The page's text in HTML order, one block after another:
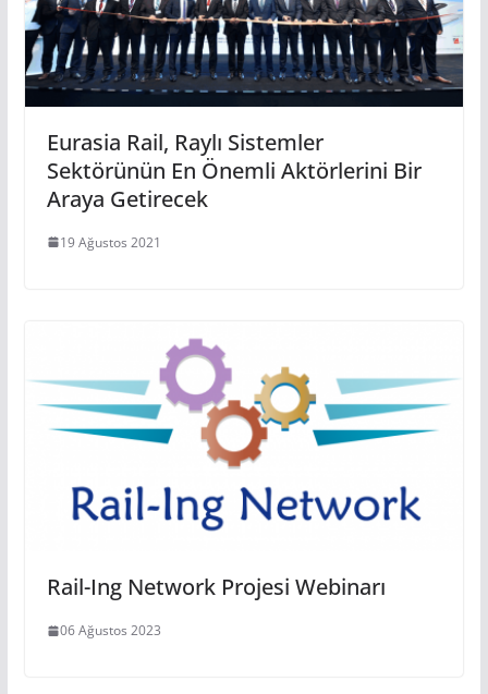
Eurasia Rail, Raylı Sistemler
Sektörünün En Önemli Aktörlerini Bir
Araya Getirecek
19 Ağustos 2021
Rail-Ing Network Projesi Webinarı
06 Ağustos 2023